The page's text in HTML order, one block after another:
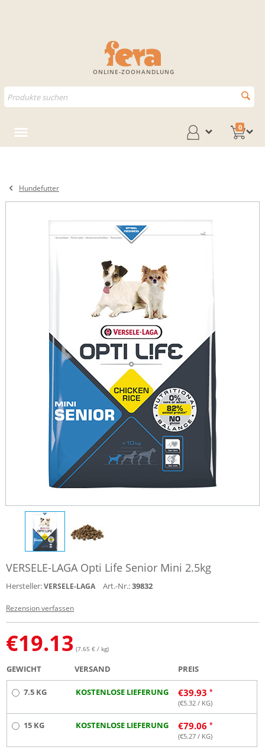
ONLINE-ZOOHANDLUNG
0
Hundefutter
VERSELE-LAGA Opti Life Senior Mini 2.5kg
Hersteller:VERSELE-LAGA Art.-Nr.:39832
Rezension verfassen
€19.13 (7.65 € / kg)
GEWICHT VERSAND PREIS
7.5 KG KOSTENLOSE LIEFERUNG €39.93
(€5.32 / KG)
15 KG KOSTENLOSE LIEFERUNG €79.06
(€5.27 / KG)